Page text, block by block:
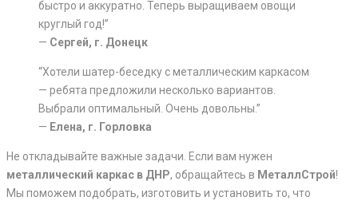
быстро и аккуратно. Теперь выращиваем овощи
круглый год!”
— Сергей, г. Донецк
“Хотели шатер-беседку с металлическим каркасом
— ребята предложили несколько вариантов.
Выбрали оптимальный. Очень довольны.”
— Елена, г. Горловка
Не откладывайте важные задачи. Если вам нужен
металлический каркас в ДНР, обращайтесь в МеталлСтрой!
Мы поможем подобрать, изготовить и установить то, что